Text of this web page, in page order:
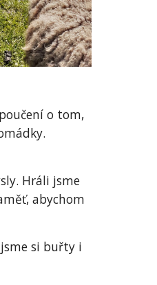
o tom,
Hráli jsme
abychom
si buřty i